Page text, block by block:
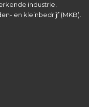
industrie,
en kleinbedrijf (MKB).